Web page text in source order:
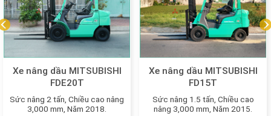
Xe nâng dầu MITSUBISHI
FDE20T
Sức nâng 2 tấn, Chiều cao nâng
3,000 mm, Năm 2018.
Xe nâng dầu MITSUBISHI
FD15T
Sức nâng 1.5 tấn, Chiều cao
nâng 3,000 mm, Năm 2015.